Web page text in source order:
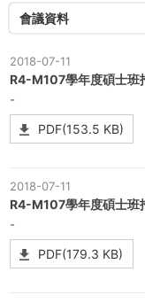
會議資料
2018-07-11
R4-M107學年度碩士班
-
PDF(153.5 KB)
2018-07-11
R4-M107學年度碩士班
-
PDF(179.3 KB)